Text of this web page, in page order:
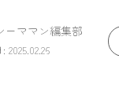
ーママン編集部
2025.02.26